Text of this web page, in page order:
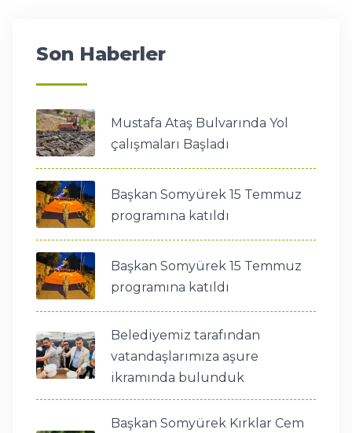
Son Haberler
Mustafa Ataş Bulvarında Yol
çalışmaları Başladı
Başkan Somyürek 15 Temmuz
programına katıldı
Başkan Somyürek 15 Temmuz
programına katıldı
Belediyemiz tarafından
vatandaşlarımıza aşure
ikramında bulunduk
Başkan Somyürek Kırklar Cem